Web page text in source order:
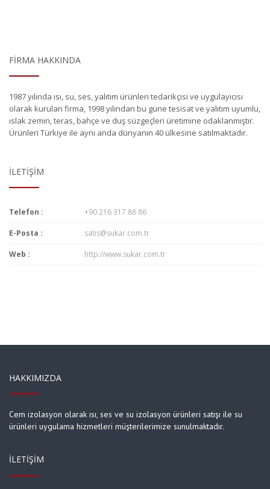
FIRMA HAKKINDA
1987 yılında ısı, su, ses, yalıtım ürünleri tedarikçisi ve uygulayıcısı
olarak kurulan firma, 1998 yılından bu güne tesisat ve yalıtım uyumlu,
ıslak zemin, teras, bahçe ve duş süzgeçleri üretimine odaklanmıştır.
Ürünleri Türkiye ile aynı anda dünyanın 40 ülkesine satılmaktadır.
İLETIŞIM
Telefon : +90 216 317 86 86
E-Posta : satis@sukar.com.tr
Web : http://www.sukar.com.tr
HAKKIMIZDA
Cem izolasyon olarak ısı, ses ve su izolasyon ürünleri satışı ile su
ürünleri uygulama hizmetleri müşterilerimize sunulmaktadır.
İLETIŞIM